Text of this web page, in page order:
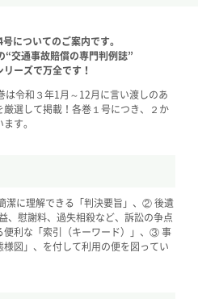
についてのご案内です。
交通事故賠償の専門判例誌”
ーズで万全です！
は令和３年1月～12月に言い渡しのあ
選して掲載！各巻１号につき、２か
す。
潔に理解できる「判決要旨」、② 後遺
、慰謝料、過失相殺など、訴訟の争点
便利な「索引（キーワード）」、③ 事
図」、を付して利用の便を図ってい